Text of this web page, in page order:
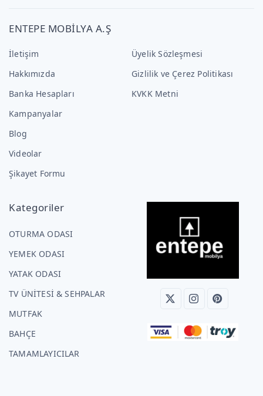
ENTEPE MOBİLYA A.Ş
İletişim
Hakkımızda
Banka Hesapları
Kampanyalar
Blog
Videolar
Şikayet Formu
Üyelik Sözleşmesi
Gizlilik ve Çerez Politikası
KVKK Metni
Kategoriler
OTURMA ODASI
YEMEK ODASI
YATAK ODASI
TV ÜNİTESİ & SEHPALAR
MUTFAK
BAHÇE
TAMAMLAYICILAR